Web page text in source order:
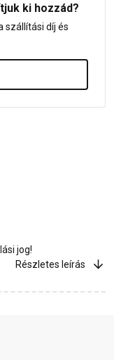
ki hozzád?
szállítási díj és
jog!
Részletes leírás